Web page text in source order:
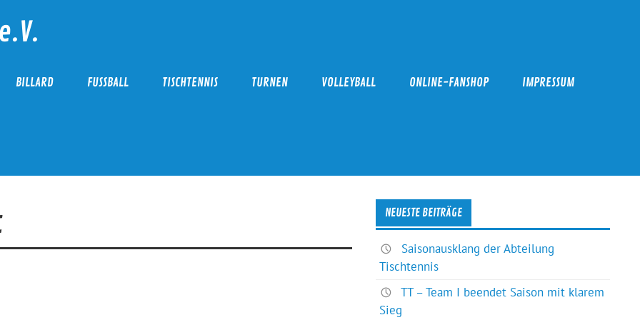
BILLARD FUSSBALL TISCHTENNIS TURNEN VOLLEYBALL ONLINE-FANSHOP IMPRESSUM
NEUESTE BEITRÄGE
Saisonausklang der Abteilung
Tischtennis
TT – Team I beendet Saison mit klarem
Sieg